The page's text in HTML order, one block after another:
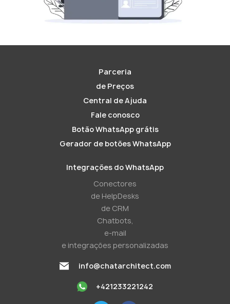
Parceria
de Preços
Central de Ajuda
Fale conosco
Botão WhatsApp grátis
Gerador de botões WhatsApp
Integrações do WhatsApp
Conectores
de HelpDesks
de CRM
Chatbots,
e-mail
e integrações personalizadas
info@chatarchitect.com
+421233221242